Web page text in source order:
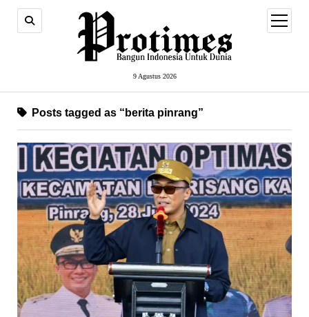
9 Agustus 2026
open
menu
Posts tagged as “berita pinrang”